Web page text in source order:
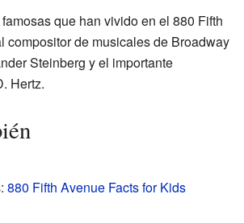
que han vivido en el 880 Fifth
compositor de musicales de Broadway
Steinberg y el importante
Hertz.
880 Fifth Avenue Facts for Kids